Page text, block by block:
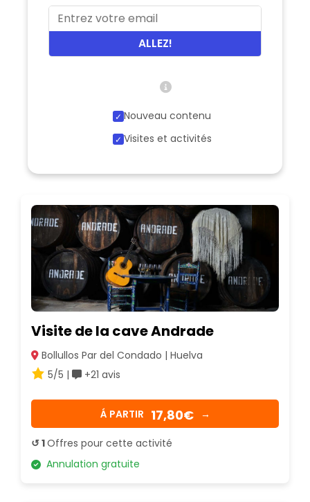
ALLEZ!
Nouveau contenu
Visites et activités
Visite de la cave Andrade
Bollullos Par del Condado | Huelva
5/5 |
+21 avis
Á PARTIR 17,80€ →
↺ 1Offres pour cette activité
Annulation gratuite